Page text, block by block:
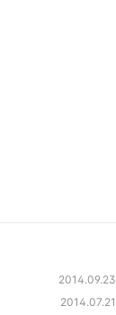
2014.09.23
2014.07.21